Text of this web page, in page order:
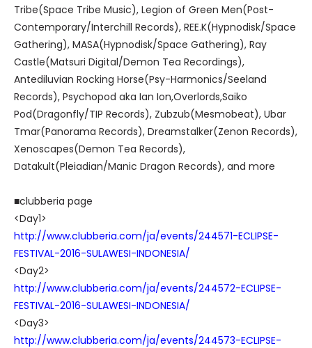
Tribe(Space Tribe Music), Legion of Green Men(Post-
Contemporary/Interchill Records), REE.K(Hypnodisk/Space
Gathering), MASA(Hypnodisk/Space Gathering), Ray
Castle(Matsuri Digital/Demon Tea Recordings),
Antediluvian Rocking Horse(Psy-Harmonics/Seeland
Records), Psychopod aka Ian Ion,Overlords,Saiko
Pod(Dragonfly/TIP Records), Zubzub(Mesmobeat), Ubar
Tmar(Panorama Records), Dreamstalker(Zenon Records),
Xenoscapes(Demon Tea Records),
Datakult(Pleiadian/Manic Dragon Records), and more
■clubberia page
<Day1>
http://www.clubberia.com/ja/events/244571-ECLIPSE-
FESTIVAL-2016-SULAWESI-INDONESIA/
<Day2>
http://www.clubberia.com/ja/events/244572-ECLIPSE-
FESTIVAL-2016-SULAWESI-INDONESIA/
<Day3>
http://www.clubberia.com/ja/events/244573-ECLIPSE-